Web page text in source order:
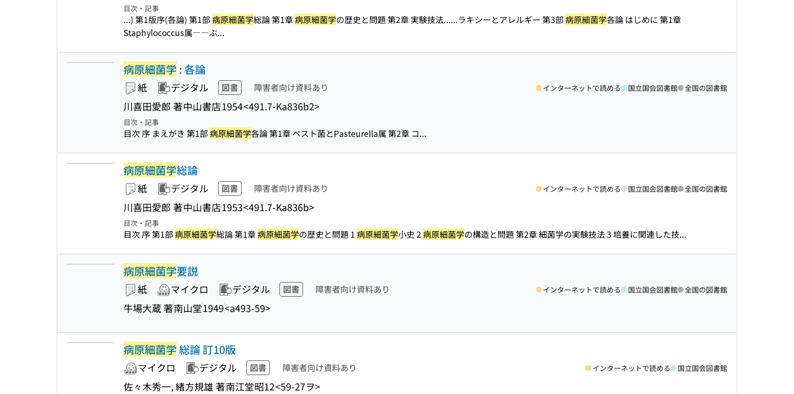
目次・記事
...) 第1版序(各論) 第1部病原細菌学総論 第1章病原細菌学の歴史と問題 第2章 実験技法......ラキシーとアレルギー 第3部病原細菌学各論 はじめに 第1章
Staphylococcus属――ぶ...
病原細菌学 : 各論
紙 デジタル 図書 障害者向け資料あり
川喜田愛郎 著中山書店1954<491.7-Ka836b2>
インターネットで読める 国立国会図書館 全国の図書館
目次・記事
目次 序 まえがき 第1部病原細菌学各論 第1章 ペスト菌とPasteurella属 第2章 コ...
病原細菌学総論
紙 デジタル 図書 障害者向け資料あり
川喜田愛郎 著中山書店1953<491.7-Ka836b>
インターネットで読める 国立国会図書館 全国の図書館
目次・記事
目次 序 第1部病原細菌学総論 第1章病原細菌学の歴史と問題 1 病原細菌学小史 2 病原細菌学の構造と問題 第2章 細菌学の実験技法 3 培養に関連した技...
病原細菌学要説
紙 マイクロ デジタル 図書 障害者向け資料あり
牛場大蔵 著南山堂1949<a493-59>
インターネットで読める 国立国会図書館 全国の図書館
病原細菌学総論 訂10版
マイクロ デジタル 図書 障害者向け資料あり
佐々木秀一, 緒方規雄 著南江堂昭12<59-27ヲ>
インターネットで読める 国立国会図書館